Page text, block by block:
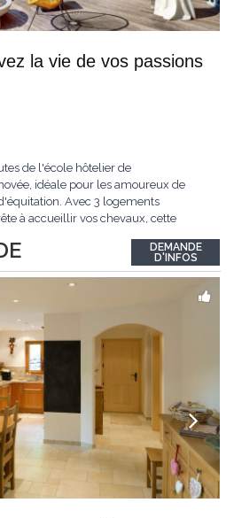
la vie de vos passions
de l'école hôtelier de
idéale pour les amoureux de
Avec 3 logements
à accueillir vos chevaux, cette
- 3 logements confortables :
4,5 pièces avec...
DEMANDE
D'INFOS